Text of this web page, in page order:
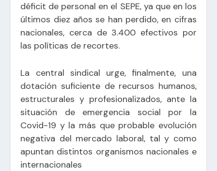
déficit de personal en el SEPE, ya que en los
últimos diez años se han perdido, en cifras
nacionales, cerca de 3.400 efectivos por
las políticas de recortes.
La central sindical urge, finalmente, una
dotación suficiente de recursos humanos,
estructurales y profesionalizados, ante la
situación de emergencia social por la
Covid-19 y la más que probable evolución
negativa del mercado laboral, tal y como
apuntan distintos organismos nacionales e
internacionales